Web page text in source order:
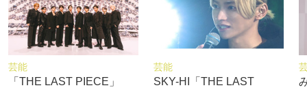
芸能
「THE LAST PIECE」
芸能
SKY-HI「THE LAST